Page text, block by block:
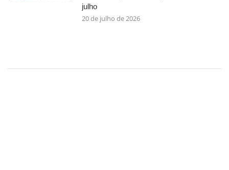
julho
20 de julho de 2026